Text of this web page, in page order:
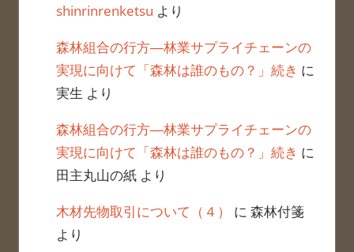
shinrinrenketsu より
森林組合の行方―林業サプライチェーンの
実現に向けて「森林は誰のもの？」続き に
実生 より
森林組合の行方―林業サプライチェーンの
実現に向けて「森林は誰のもの？」続き に
田主丸山の紙より
木材先物取引について（４）
に 森林付箋
より